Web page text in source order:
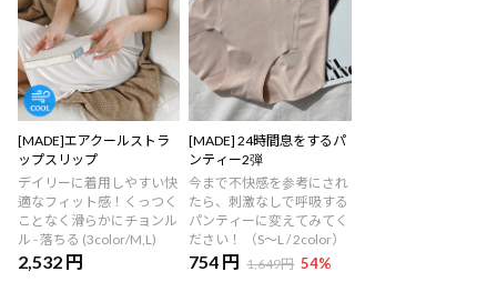
[MADE]エアクールストラ
ップスリップ
デイリーに着用しやすい快
適なフィット感！くっつく
ことなく滑らかにチョンル
ル - 落ちる (3color/M,L)
2,532 円
[MADE] 24時間息をするパ
ンティー2弾
今まで不快感を参考にされ
たら、刺激なしで呼吸する
パンティーに変えてみてく
ださい！ （S～L / 2color）
754 円 1,649円 54%